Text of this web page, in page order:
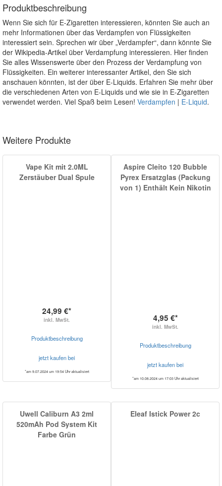
Produktbeschreibung
Wenn Sie sich für E-Zigaretten interessieren, könnten Sie auch an
mehr Informationen über das Verdampfen von Flüssigkeiten
interessiert sein. Sprechen wir über „Verdampfer“, dann könnte Sie
der Wikipedia-Artikel über Verdampfung interessieren. Hier finden
Sie alles Wissenswerte über den Prozess der Verdampfung von
Flüssigkeiten. Ein weiterer interessanter Artikel, den Sie sich
anschauen könnten, ist der über E-Liquids. Erfahren Sie mehr über
die verschiedenen Arten von E-Liquids und wie sie in E-Zigaretten
verwendet werden. Viel Spaß beim Lesen! Verdampfen | E-Liquid.
Weitere Produkte
Vape Kit mit 2.0ML
Zerstäuber Dual Spule
24,99 €*
inkl. MwSt.
Produktbeschreibung
jetzt kaufen bei
*am 9.07.2024 um 19:54 Uhr aktualisiert
Aspire Cleito 120 Bubble
Pyrex Ersatzglas (Packung
von 1) Enthält Kein Nikotin
4,95 €*
inkl. MwSt.
Produktbeschreibung
jetzt kaufen bei
*am 10.08.2024 um 17:03 Uhr aktualisiert
Uwell Caliburn A3 2ml
520mAh Pod System Kit
Farbe Grün
Eleaf Istick Power 2c